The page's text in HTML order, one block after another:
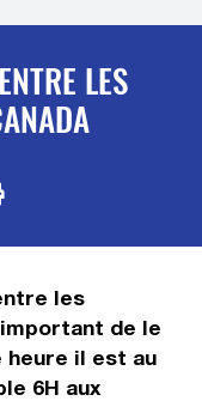
LES
les
de le
heure il est au
6H aux